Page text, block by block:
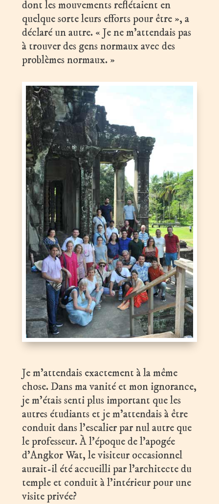
dont les mouvements reflétaient en
quelque sorte leurs efforts pour être », a
déclaré un autre. « Je ne m’attendais pas
à trouver des gens normaux avec des
problèmes normaux. »
Je m’attendais exactement à la même
chose. Dans ma vanité et mon ignorance,
je m’étais senti plus important que les
autres étudiants et je m’attendais à être
conduit dans l’escalier par nul autre que
le professeur. À l’époque de l’apogée
d’Angkor Wat, le visiteur occasionnel
aurait-il été accueilli par l’architecte du
temple et conduit à l’intérieur pour une
visite privée?